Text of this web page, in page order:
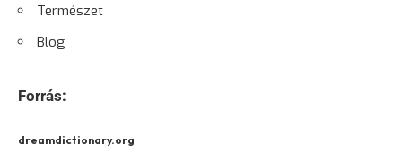
Természet
Blog
Forrás:
dreamdictionary.org